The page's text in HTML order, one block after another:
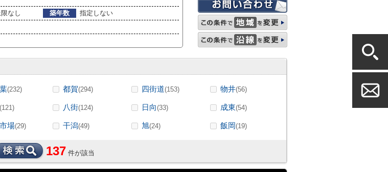
なし 築年数
指定しない
(232) 都賀(294) 四街道(153) 物井(56)
(121) 八街(124) 日向(33) 成東(54)
場(29) 干潟(49) 旭(24) 飯岡(19)
137 件が該当